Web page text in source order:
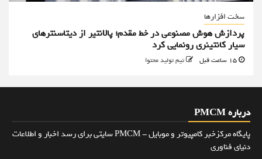
سخت افزارها
پردازش هوش مصنوعی در خط مقدم؛ پالانتیر از دیتاسنترهای
سیار کانتینری رونمایی کرد
تیم تولید محتوا
درباره PMCM
پایگاه مرکزخبر کامپیوتر و موبایل - PMCM سایتی برای رسد اخبار و اطلاعات
دنیای فناوری